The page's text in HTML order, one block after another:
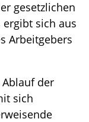
gesetzlichen
sich aus
Arbeitgebers
der
sich